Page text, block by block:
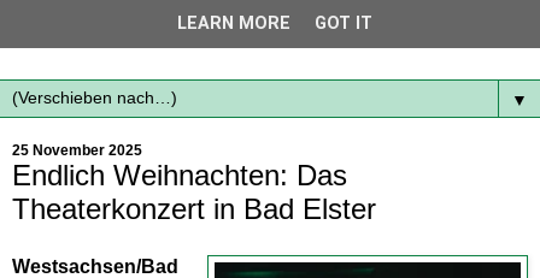
Mit frischen Themen aus der Region immer auf dem
▼
25 November 2025
Endlich Weihnachten: Das
Theaterkonzert in Bad Elster
Westsachsen/Bad
LEARN MORE GOT IT